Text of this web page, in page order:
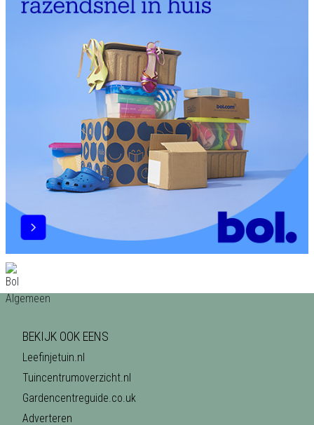
BEKIJK OOK EENS
Leefinjetuin.nl
Tuincentrumoverzicht.nl
Gardencentreguide.co.uk
Adverteren